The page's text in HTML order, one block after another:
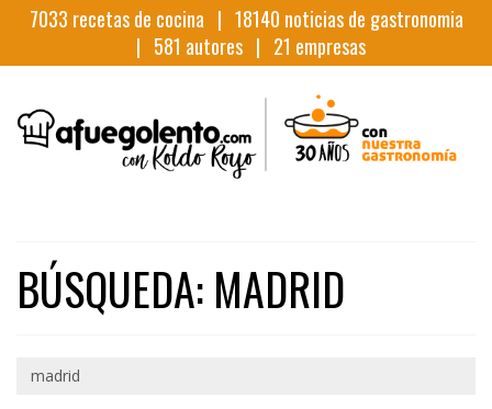
7033 recetas de cocina | 18140 noticias de gastronomia
| 581 autores | 21 empresas
BÚSQUEDA: MADRID